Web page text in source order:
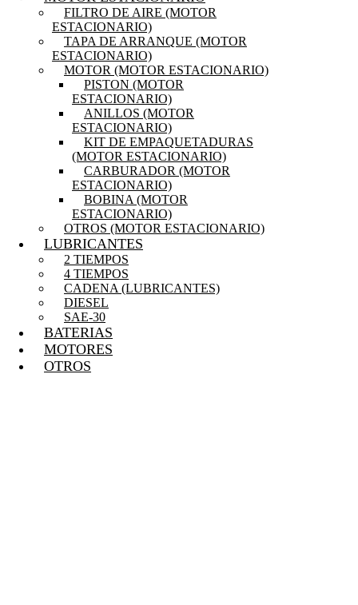
FILTRO DE AIRE (MOTOR
ESTACIONARIO)
TAPA DE ARRANQUE (MOTOR
ESTACIONARIO)
MOTOR (MOTOR ESTACIONARIO)
PISTON (MOTOR
ESTACIONARIO)
ANILLOS (MOTOR
ESTACIONARIO)
KIT DE EMPAQUETADURAS
(MOTOR ESTACIONARIO)
CARBURADOR (MOTOR
ESTACIONARIO)
BOBINA (MOTOR
ESTACIONARIO)
OTROS (MOTOR ESTACIONARIO)
LUBRICANTES
2 TIEMPOS
4 TIEMPOS
CADENA (LUBRICANTES)
DIESEL
SAE-30
BATERIAS
MOTORES
OTROS